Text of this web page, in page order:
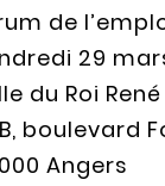
de
29
du Roi
boulevard
Angers